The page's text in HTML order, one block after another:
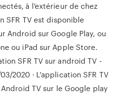
à l’extérieur de chez
SFR TV est disponible
Android sur Google Play, ou
ou iPad sur Apple Store.
SFR TV sur android TV -
2020 · L'application SFR TV
TV sur le Google play